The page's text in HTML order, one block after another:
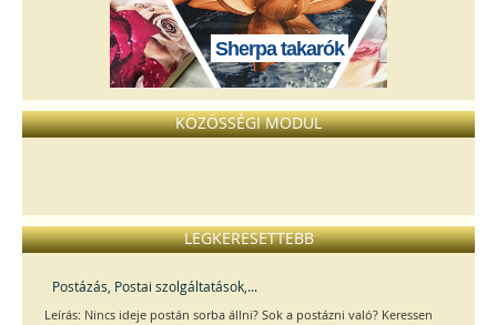
Sherpa takarók
KÖZÖSSÉGI MODUL
LEGKERESETTEBB
Postázás, Postai szolgáltatások,...
Leírás: Nincs ideje postán sorba állni? Sok a postázni való? Keressen